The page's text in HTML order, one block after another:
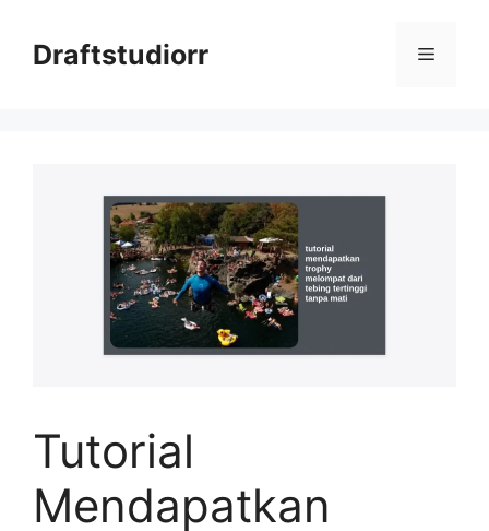
contentDraftstudiorr Menu
Tutorial
Mendapatkan